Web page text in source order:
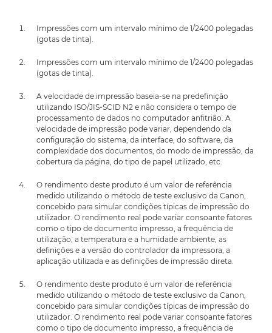
Impressões com um intervalo mínimo de 1/2400 polegadas
(gotas de tinta).
Impressões com um intervalo mínimo de 1/2400 polegadas
(gotas de tinta).
A velocidade de impressão baseia-se na predefinição
utilizando ISO/JIS-SCID N2 e não considera o tempo de
processamento de dados no computador anfitrião. A
velocidade de impressão pode variar, dependendo da
configuração do sistema, da interface, do software, da
complexidade dos documentos, do modo de impressão, da
cobertura da página, do tipo de papel utilizado, etc.
O rendimento deste produto é um valor de referência
medido utilizando o método de teste exclusivo da Canon,
concebido para simular condições típicas de impressão do
utilizador. O rendimento real pode variar consoante fatores
como o tipo de documento impresso, a frequência de
utilização, a temperatura e a humidade ambiente, as
definições e a versão do controlador da impressora, a
aplicação utilizada e as definições de impressão direta.
O rendimento deste produto é um valor de referência
medido utilizando o método de teste exclusivo da Canon,
concebido para simular condições típicas de impressão do
utilizador. O rendimento real pode variar consoante fatores
como o tipo de documento impresso, a frequência de